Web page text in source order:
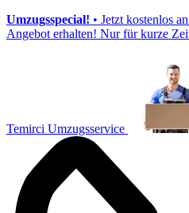
Umzugsspecial! • Jetzt kostenlos
Angebot erhalten! Nur für kurze
Temirci Umzugsservice